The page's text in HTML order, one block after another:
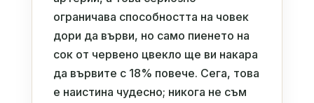
ограничава способността на човек
дори да върви, но само пиенето на
сок от червено цвекло ще ви накара
да вървите с 18% повече. Сега, това
е наистина чудесно; никога не съм